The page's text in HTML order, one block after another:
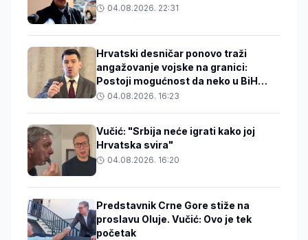
04.08.2026. 22:31
Hrvatski desničar ponovo traži
angažovanje vojske na granici:
Postoji mogućnost da neko u BiH
zakuha stvari
04.08.2026. 16:23
Vučić: "Srbija neće igrati kako joj
Hrvatska svira"
04.08.2026. 16:20
Predstavnik Crne Gore stiže na
proslavu Oluje. Vučić: Ovo je tek
početak